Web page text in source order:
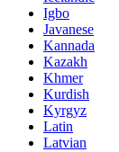
Igbo
Javanese
Kannada
Kazakh
Khmer
Kurdish
Kyrgyz
Latin
Latvian